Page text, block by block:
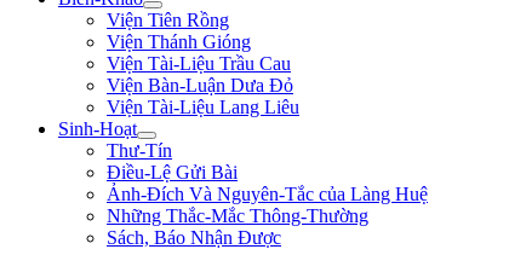
Viện Tiên Rồng
Viện Thánh Gióng
Viện Tài-Liệu Trầu Cau
Viện Bàn-Luận Dưa Đỏ
Viện Tài-Liệu Lang Liêu
Sinh-Hoạt
Thư-Tín
Điều-Lệ Gửi Bài
Ảnh-Đích Và Nguyên-Tắc của Làng Huệ
Những Thắc-Mắc Thông-Thường
Sách, Báo Nhận Được